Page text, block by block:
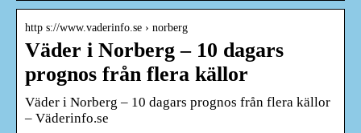
http s://www.vaderinfo.se › norberg
Väder i Norberg – 10 dagars
prognos från flera källor
Väder i Norberg – 10 dagars prognos från flera källor
– Väderinfo.se